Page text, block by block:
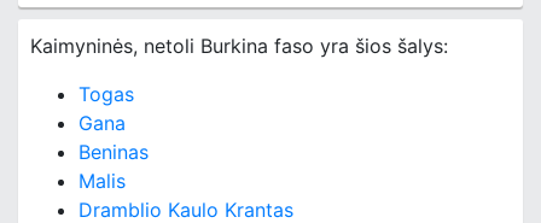
Kaimyninės, netoli Burkina faso yra šios šalys:
Togas
Gana
Beninas
Malis
Dramblio Kaulo Krantas